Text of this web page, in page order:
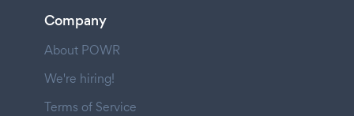
Company
About POWR
We're hiring!
Terms of Service